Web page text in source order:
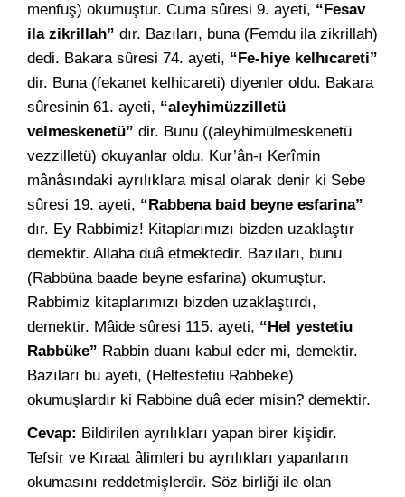
menfuş) okumuştur. Cuma sûresi 9. ayeti, “Fesav
ila zikrillah” dır. Bazıları, buna (Femdu ila zikrillah)
dedi. Bakara sûresi 74. ayeti, “Fe-hiye kelhıcareti”
dir. Buna (fekanet kelhicareti) diyenler oldu. Bakara
sûresinin 61. ayeti, “aleyhimüzzilletü
velmeskenetü” dir. Bunu ((aleyhimülmeskenetü
vezzilletü) okuyanlar oldu. Kur’ân-ı Kerîmin
mânâsındaki ayrılıklara misal olarak denir ki Sebe
sûresi 19. ayeti, “Rabbena baid beyne esfarina”
dır. Ey Rabbimiz! Kitaplarımızı bizden uzaklaştır
demektir. Allaha duâ etmektedir. Bazıları, bunu
(Rabbüna baade beyne esfarina) okumuştur.
Rabbimiz kitaplarımızı bizden uzaklaştırdı,
demektir. Mâide sûresi 115. ayeti, “Hel yestetiu
Rabbüke” Rabbin duanı kabul eder mi, demektir.
Bazıları bu ayeti, (Heltestetiu Rabbeke)
okumuşlardır ki Rabbine duâ eder misin? demektir.
Cevap: Bildirilen ayrılıkları yapan birer kişidir.
Tefsir ve Kıraat âlimleri bu ayrılıkları yapanların
okumasını reddetmişlerdir. Söz birliği ile olan